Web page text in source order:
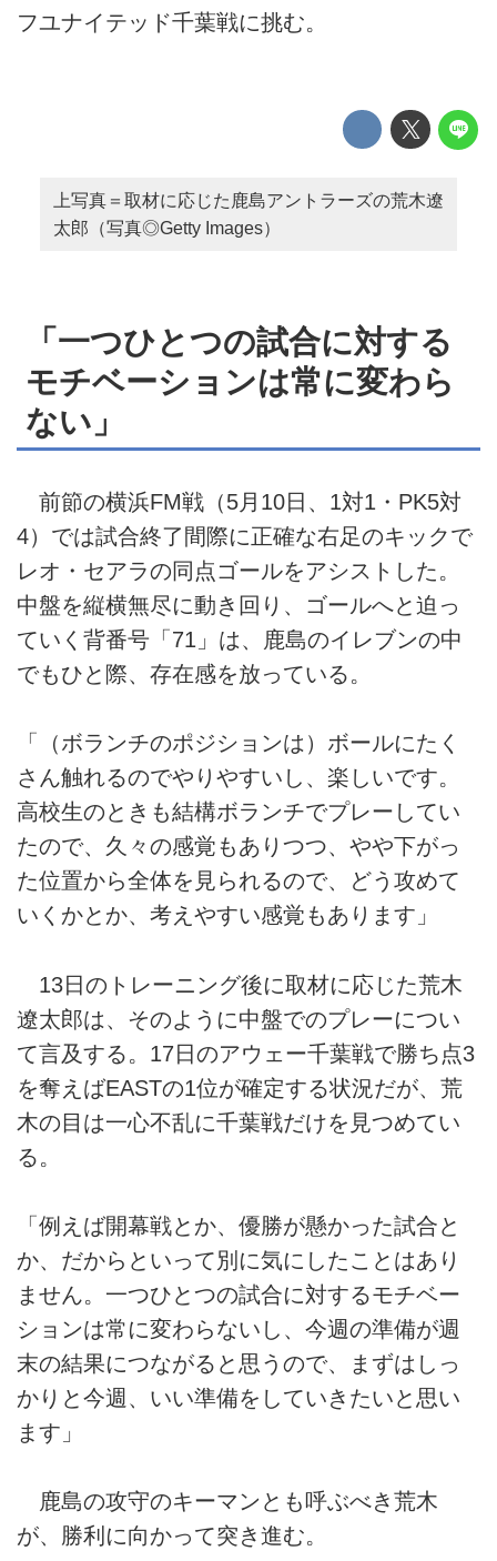
フユナイテッド千葉戦に挑む。
上写真＝取材に応じた鹿島アントラーズの荒木遼
太郎（写真◎Getty Images）
「一つひとつの試合に対する
モチベーションは常に変わら
ない」
前節の横浜FM戦（5月10日、1対1・PK5対
4）では試合終了間際に正確な右足のキックで
レオ・セアラの同点ゴールをアシストした。
中盤を縦横無尽に動き回り、ゴールへと迫っ
ていく背番号「71」は、鹿島のイレブンの中
でもひと際、存在感を放っている。
「（ボランチのポジションは）ボールにたく
さん触れるのでやりやすいし、楽しいです。
高校生のときも結構ボランチでプレーしてい
たので、久々の感覚もありつつ、やや下がっ
た位置から全体を見られるので、どう攻めて
いくかとか、考えやすい感覚もあります」
13日のトレーニング後に取材に応じた荒木
遼太郎は、そのように中盤でのプレーについ
て言及する。17日のアウェー千葉戦で勝ち点3
を奪えばEASTの1位が確定する状況だが、荒
木の目は一心不乱に千葉戦だけを見つめてい
る。
「例えば開幕戦とか、優勝が懸かった試合と
か、だからといって別に気にしたことはあり
ません。一つひとつの試合に対するモチベー
ションは常に変わらないし、今週の準備が週
末の結果につながると思うので、まずはしっ
かりと今週、いい準備をしていきたいと思い
ます」
鹿島の攻守のキーマンとも呼ぶべき荒木
が、勝利に向かって突き進む。